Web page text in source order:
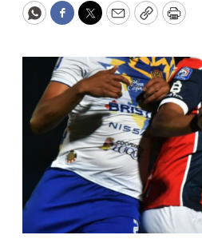
WhatsApp
Facebook
Twitter
EmailCopyPrint